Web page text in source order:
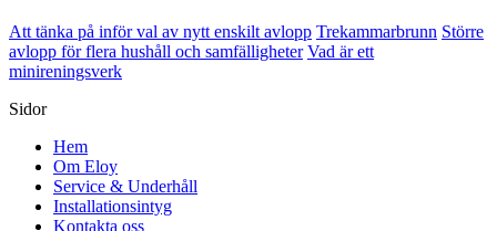
Att tänka på inför val av nytt enskilt avlopp Trekammarbrunn Större
avlopp för flera hushåll och samfälligheter Vad är ett
minireningsverk
Sidor
Hem
Om Eloy
Service & Underhåll
Installationsintyg
Kontakta oss